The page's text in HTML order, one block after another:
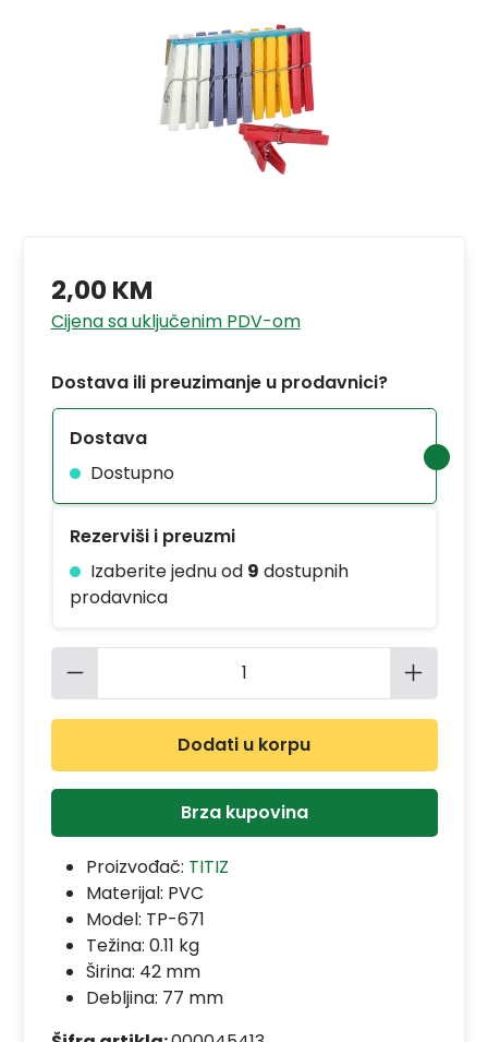
2,00 KM
Cijena sa uključenim PDV-om
Dostava ili preuzimanje u prodavnici?
Dostava
Dostupno
Rezerviši i preuzmi
Izaberite jednu od 9 dostupnih
prodavnica
Količina proizvoda: Unesite
Dodati u korpu
Brza kupovina
Proizvođač: TITIZ
Materijal: PVC
Model: TP-671
Težina: 0.11 kg
Širina: 42 mm
Debljina: 77 mm